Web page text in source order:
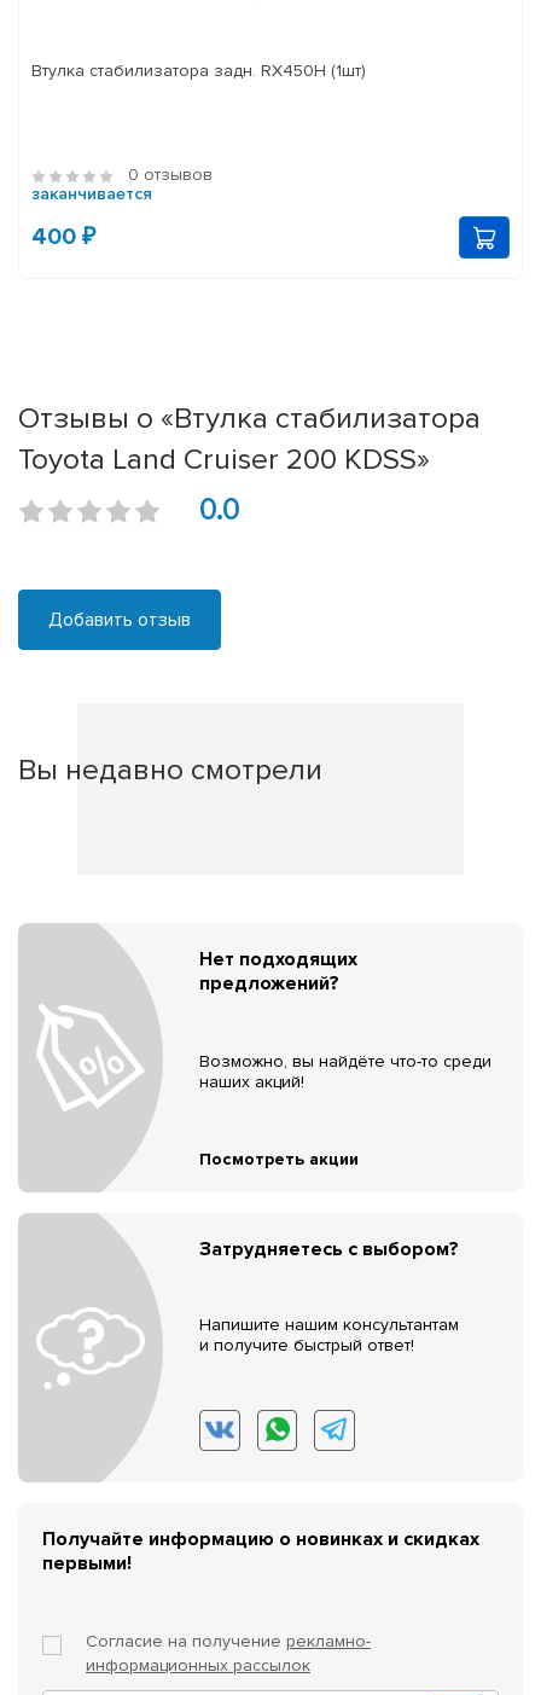
Втулка стабилизатора задн. RX450H (1шт)
0 отзывов
заканчивается
400 ₽
Отзывы о «Втулка стабилизатора
Toyota Land Cruiser 200 KDSS»
0.0
Добавить отзыв
Вы недавно смотрели
Нет подходящих
предложений?
Возможно, вы найдёте что-то среди
наших акций!
Посмотреть акции
Затрудняетесь с выбором?
Напишите нашим консультантам
и получите быстрый ответ!
Получайте информацию о новинках и скидках
первыми!
Согласие на получение рекламно-
информационных рассылок